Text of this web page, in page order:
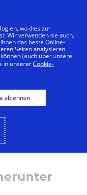
wo dies zur
Wir verwenden sie auch,
das beste Online-
Seiten analysieren
(auch über unsere
in unsererCookie-
ablehnen